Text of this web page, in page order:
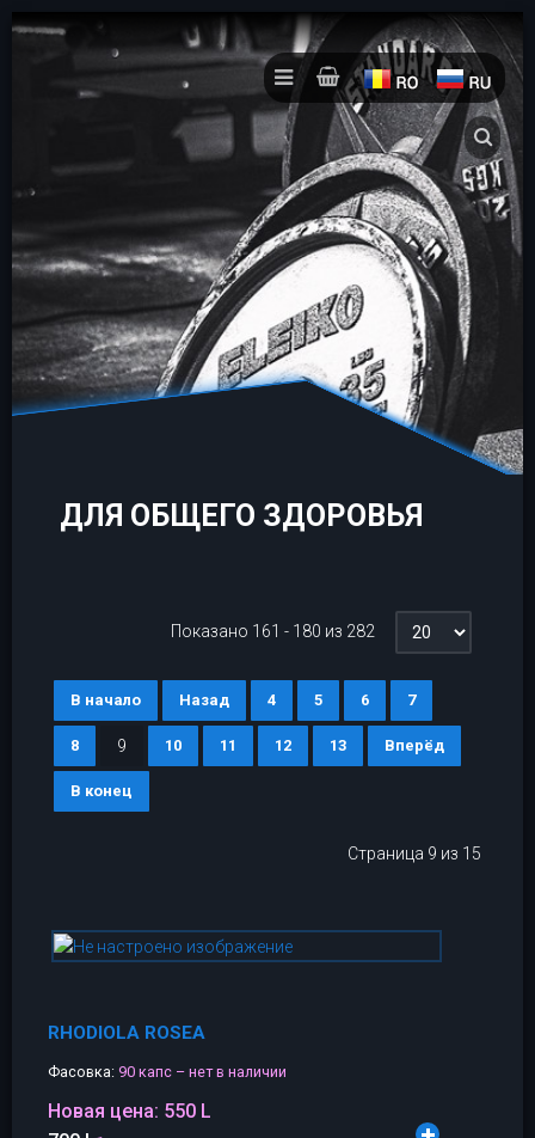
ДЛЯ ОБЩЕГО ЗДОРОВЬЯ
Показано 161 - 180 из 282
В начало Назад 4 5 6 7
8 9 10 11 12 13 Вперёд
В конец
Страница 9 из 15
RHODIOLA ROSEA
Фасовка: 90 капс – нет в наличии
Новая цена: 550 L